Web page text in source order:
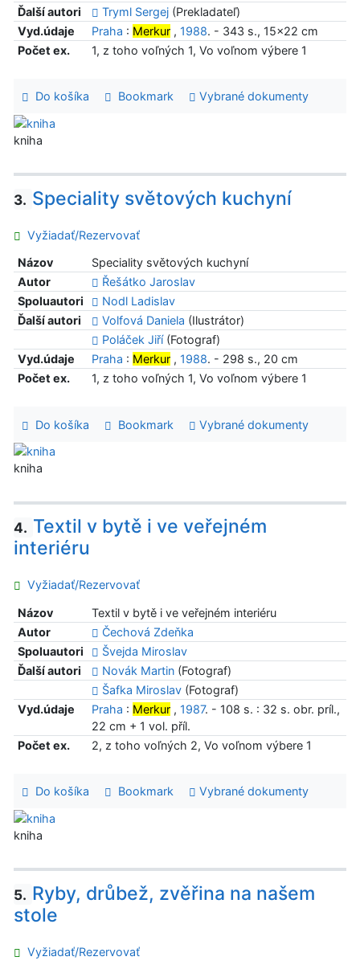
Ďalší autori
Tryml Sergej(Prekladateľ)
Vyd.údaje
Praha : Merkur, 1988. - 343 s., 15x22 cm
Počet ex.
1, z toho voľných 1, Vo voľnom výbere 1
Do košíka Bookmark Vybrané dokumenty
kniha
3. Speciality světových kuchyní
Vyžiadať/Rezervovať
Názov
Speciality světových kuchyní
Autor
Řešátko Jaroslav
Spoluautori
Nodl Ladislav
Ďalší autori
Volfová Daniela (Ilustrátor)
Poláček Jiří(Fotograf)
Vyd.údaje
Praha : Merkur, 1988. - 298 s., 20 cm
Počet ex.
1, z toho voľných 1, Vo voľnom výbere 1
Do košíka Bookmark Vybrané dokumenty
kniha
4. Textil v bytě i ve veřejném
interiéru
Vyžiadať/Rezervovať
Názov
Textil v bytě i ve veřejném interiéru
Autor
Čechová Zdeňka
Spoluautori
Švejda Miroslav
Ďalší autori
Novák Martin(Fotograf)
Šafka Miroslav(Fotograf)
Vyd.údaje
Praha : Merkur, 1987. - 108 s. : 32 s. obr. príl.,
22 cm + 1 vol. příl.
Počet ex.
2, z toho voľných 2, Vo voľnom výbere 1
Do košíka Bookmark Vybrané dokumenty
kniha
5. Ryby, drůbež, zvěřina na našem
stole
Vyžiadať/Rezervovať